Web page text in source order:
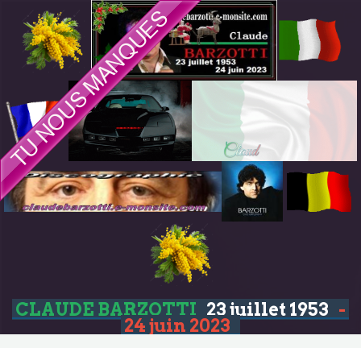
CLAUDE BARZOTTI 23 juillet 1953 -
24 juin 2023